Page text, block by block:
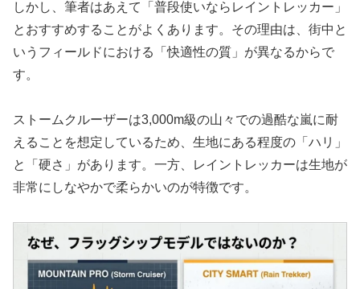
しかし、筆者はあえて「普段使いならレイントレッカー」
とおすすめすることがよくあります。その理由は、街中と
いうフィールドにおける「快適性の質」が異なるからで
す。
ストームクルーザーは3,000m級の山々での過酷な嵐に耐
えることを想定しているため、生地にある程度の「ハリ」
と「硬さ」があります。一方、レイントレッカーは生地が
非常にしなやかで柔らかいのが特徴です。